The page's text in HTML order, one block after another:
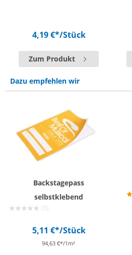
4,19 €*/Stück
Zum Produkt
Dazu empfehlen wir
Backstagepass
selbstklebend
(0)
5,11 €*/Stück
94,63 €*/1m²